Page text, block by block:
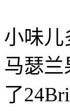
小味儿
马瑟
了